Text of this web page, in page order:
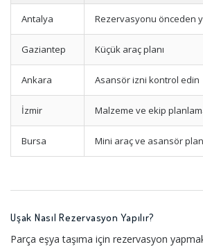
Antalya Rezervasyonu önceden
Gaziantep Küçük araç planı
Ankara Asansör izni kontrol edin
İzmir Malzeme ve ekip
Bursa Mini araç ve asansör
Uşak Nasıl Rezervasyon Yapılır?
Parça eşya taşıma için rezervasyon